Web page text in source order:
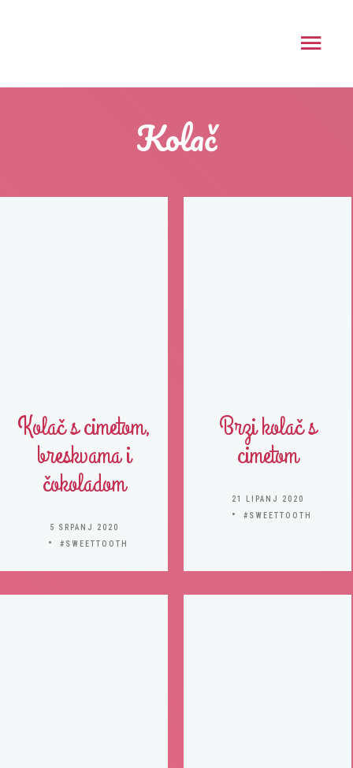
Kolač
Kolač s cimetom,
breskvama i
čokoladom
5 SRPANJ 2020
#SWEETTOOTH
Brzi kolač s
cimetom
21 LIPANJ 2020
#SWEETTOOTH